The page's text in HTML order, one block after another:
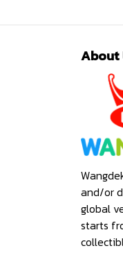
About
and/or
global
starts